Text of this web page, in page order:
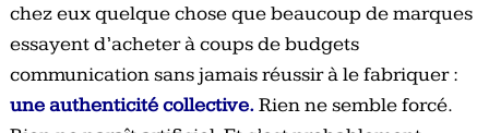
chez eux quelque chose que beaucoup de marques
essayent d’acheter à coups de budgets
communication sans jamais réussir à le fabriquer :
une authenticité collective.Rien ne semble forcé.